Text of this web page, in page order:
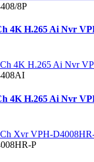
8P
4K H.265 Ai Nvr
4K H.265 Ai Nvr
P